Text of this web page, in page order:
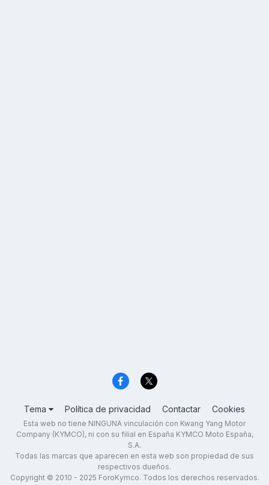
Tema Política de privacidad Contactar Cookies
Esta web no tiene NINGUNA vinculación con Kwang Yang Motor
Company (KYMCO), ni con su filial en España KYMCO Moto España,
S.A.
Todas las marcas que aparecen en esta web son propiedad de sus
respectivos dueños.
Copyright © 2010 - 2025 ForoKymco. Todos los derechos reservados.